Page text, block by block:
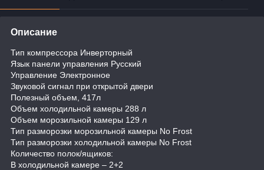
Описание
Тип компрессора Инверторный
Язык панели управления Русский
Управление Электронное
Звуковой сигнал при открытой двери
Полезный объем, 417л
Объем холодильной камеры 288 л
Объем морозильной камеры 129 л
Тип разморозки морозильной камеры No Frost
Тип разморозки холодильной камеры No Frost
Количество полок/ящиков:
В холодильной камере – 2+2